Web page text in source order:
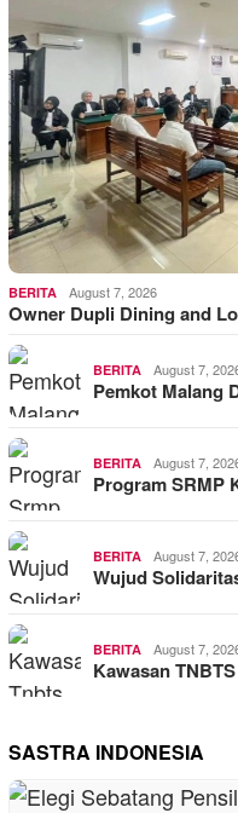
BERITA August 7, 2026
Owner Dupli Dining and
BERITA August 7,
Pemkot Malang
BERITA August 7,
Program SRMP
BERITA August 7,
Wujud
BERITA August 7,
Kawasan
SASTRA INDONESIA